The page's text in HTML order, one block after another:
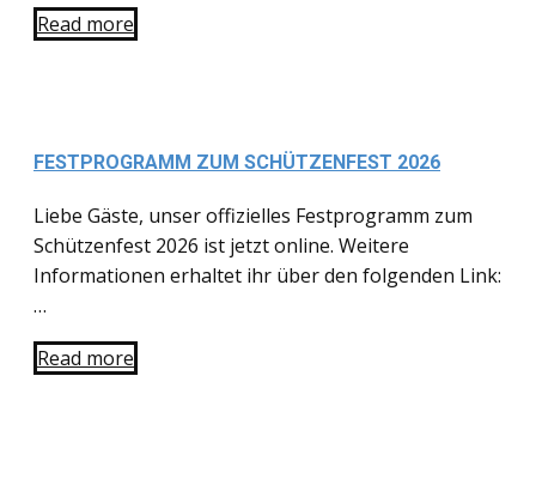
Read more
FESTPROGRAMM ZUM SCHÜTZENFEST 2026
Liebe Gäste, unser offizielles Festprogramm zum
Schützenfest 2026 ist jetzt online. Weitere
Informationen erhaltet ihr über den folgenden Link:
…
Read more